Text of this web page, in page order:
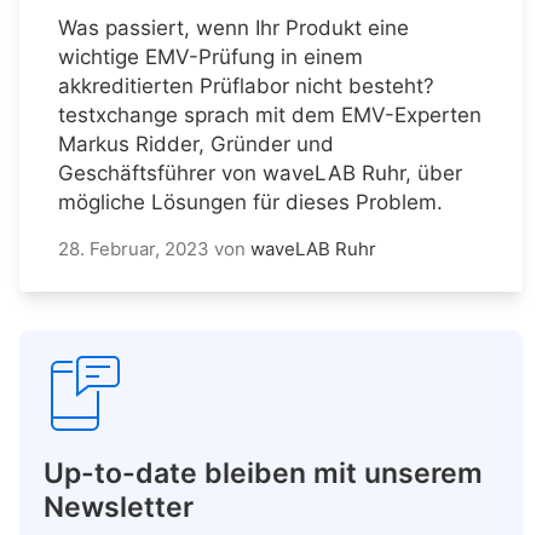
Was passiert, wenn Ihr Produkt eine
wichtige EMV-Prüfung in einem
akkreditierten Prüflabor nicht besteht?
testxchange sprach mit dem EMV-Experten
Markus Ridder, Gründer und
Geschäftsführer von waveLAB Ruhr, über
mögliche Lösungen für dieses Problem.
28. Februar, 2023 von waveLAB Ruhr
Up-to-date bleiben mit unserem
Newsletter